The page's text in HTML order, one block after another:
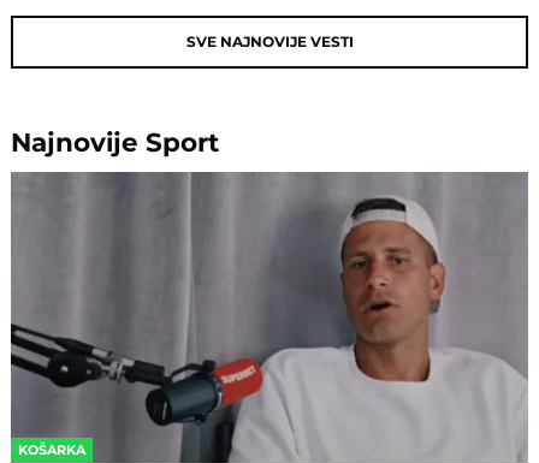
SVE NAJNOVIJE VESTI
NajnovijeSport
KOŠARKA